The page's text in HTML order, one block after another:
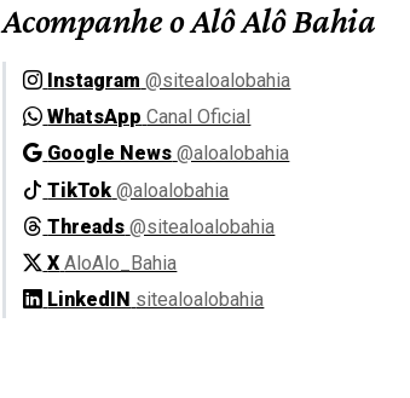
Acompanhe o Alô Alô Bahia
Instagram @sitealoalobahia
WhatsApp Canal Oficial
Google News @aloalobahia
TikTok @aloalobahia
Threads @sitealoalobahia
X AloAlo_Bahia
LinkedIN sitealoalobahia